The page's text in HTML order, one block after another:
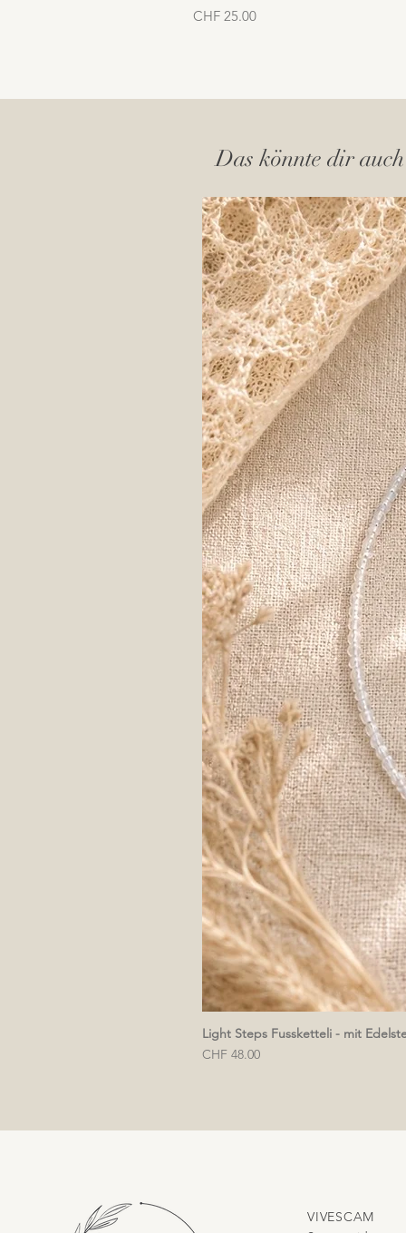
Preis
CHF 25.00
Das könnte dir
Light Steps Fussketteli - mit
Preis
CHF 48.00
VIVESCAM